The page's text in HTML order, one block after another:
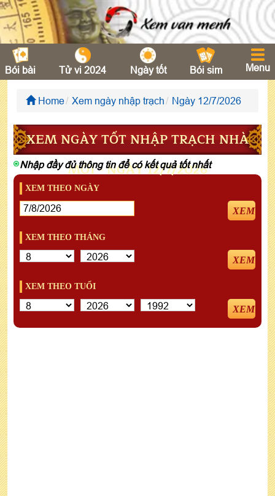
Bói bài Tử vi 2024 Ngày tốt Bói sim Menu
Home Xem ngày nhập trạch Ngày 12/7/2026
XEM NGÀY TỐT NHẬP TRẠCH NHÀ
MỚI - NGÀY 12/7/2026
Nhập đầy đủ thông tin để có kết quả tốt nhất
XEM THEO NGÀY
XEM
XEM THEO THÁNG
XEM
XEM THEO TUỔI
XEM